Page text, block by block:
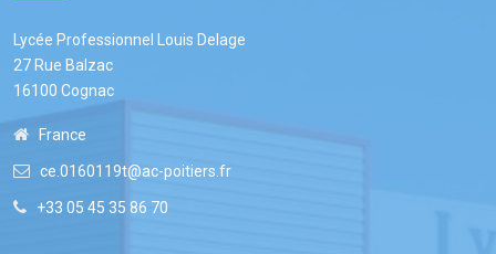
Lycée Professionnel Louis Delage
27 Rue Balzac
16100 Cognac
France
ce.0160119t@ac-poitiers.fr
+33 05 45 35 86 70